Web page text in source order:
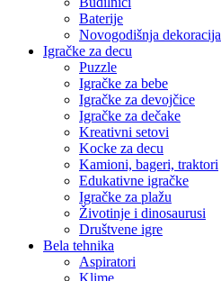
Baterije
Novogodišnja dekoracija
Igračke za decu
Puzzle
Igračke za bebe
Igračke za devojčice
Igračke za dečake
Kreativni setovi
Kocke za decu
Kamioni, bageri, traktori
Edukativne igračke
Igračke za plažu
Životinje i dinosaurusi
Društvene igre
Bela tehnika
Aspiratori
Klime